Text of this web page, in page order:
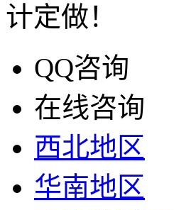
计定做！
QQ咨询
在线咨询
西北地区
华南地区